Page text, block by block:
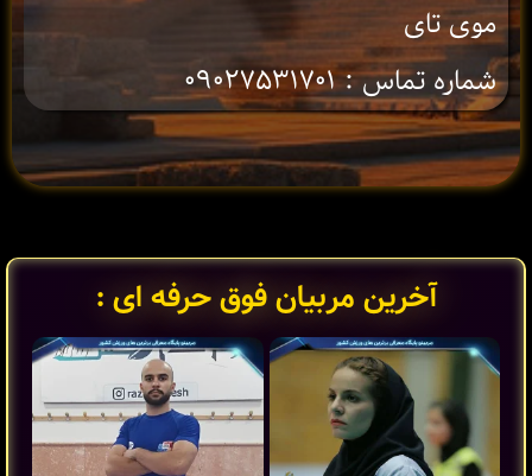
موی تای
شماره تماس : ۰۹۰۲۷۵۳۱۷۰۱
آخرین مربیان فوق حرفه ای :